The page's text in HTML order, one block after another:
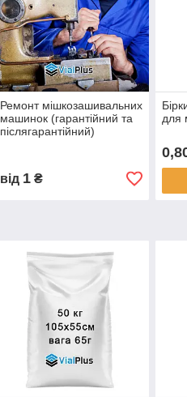
Ремонт мішкозашивальних
машинок (гарантійний та
післягарантійний)
від 1₴
для